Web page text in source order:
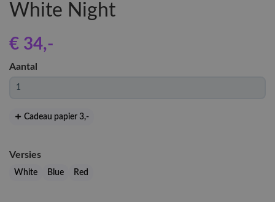
White Night
€ 34,-
Aantal
Cadeau papier 3,-
Versies
White Blue Red